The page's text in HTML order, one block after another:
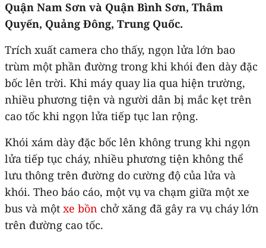
Quận Nam Sơn và Quận Bình Sơn, Thâm
Quyến, Quảng Đông, Trung Quốc.
Trích xuất camera cho thấy, ngọn lửa lớn bao
trùm một phần đường trong khi khói đen dày đặc
bốc lên trời. Khi máy quay lia qua hiện trường,
nhiều phương tiện và người dân bị mắc kẹt trên
cao tốc khi ngọn lửa tiếp tục lan rộng.
Khói xám dày đặc bốc lên không trung khi ngọn
lửa tiếp tục cháy, nhiều phương tiện không thể
lưu thông trên đường do cường độ của lửa và
khói. Theo báo cáo, một vụ va chạm giữa một xe
bus và một xe bồn chở xăng đã gây ra vụ cháy lớn
trên đường cao tốc.